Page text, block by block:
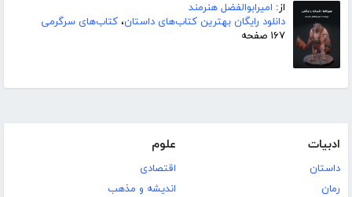
از: امیرابوالفضل هنرمند
دانلود رایگان بهترین کتاب‌های داستان، کتاب‌های سرگرمی
۱۶۷ صفحه
ادبیات
داستان
رمان
علوم
اقتصادی
اندیشه و مذهب